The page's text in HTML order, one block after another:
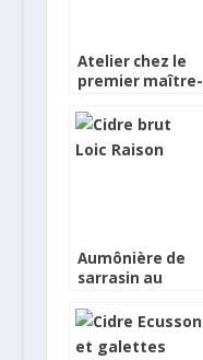
Atelier chez le
premier maître-
Bretagne
Aumônière de
sarrasin au
pois et son oeuf
poché